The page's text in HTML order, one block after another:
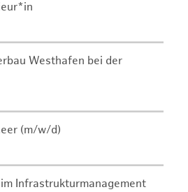
Westhafen bei der
(m/w/d)
Infrastrukturmanagement